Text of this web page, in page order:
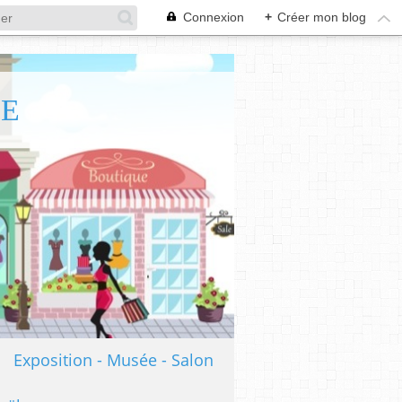
Connexion + Créer mon blog
Exposition - Musée - Salon